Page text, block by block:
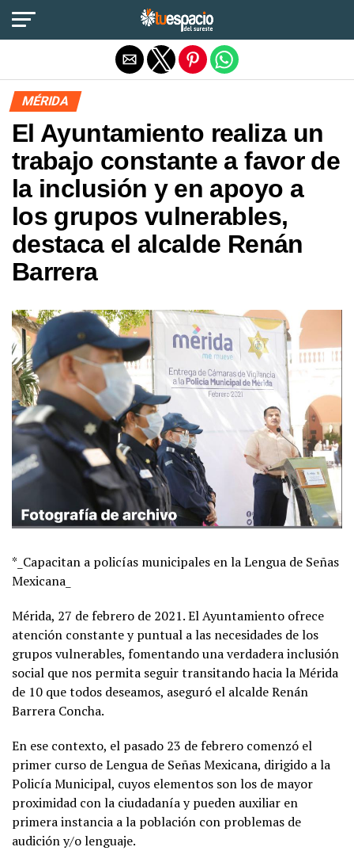
MÉRIDA
El Ayuntamiento realiza un
trabajo constante a favor de
la inclusión y en apoyo a
los grupos vulnerables,
destaca el alcalde Renán
Barrera
*_Capacitan a policías municipales en la Lengua de Señas
Mexicana_
Mérida, 27 de febrero de 2021. El Ayuntamiento ofrece
atención constante y puntual a las necesidades de los
grupos vulnerables, fomentando una verdadera inclusión
social que nos permita seguir transitando hacia la Mérida
de 10 que todos deseamos, aseguró el alcalde Renán
Barrera Concha.
En ese contexto, el pasado 23 de febrero comenzó el
primer curso de Lengua de Señas Mexicana, dirigido a la
Policía Municipal, cuyos elementos son los de mayor
proximidad con la ciudadanía y pueden auxiliar en
primera instancia a la población con problemas de
audición y/o lenguaje.
Salir de la versión móvil